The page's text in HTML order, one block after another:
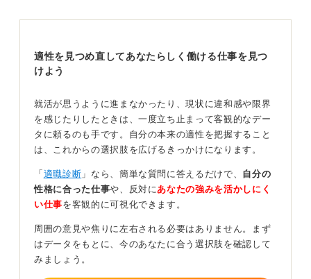
特に採用活動で使用する場合、企業の採用担当者は必ず
しも同じ分野の研究者ではないため、誰が読んでも伝わ
そのためにも図や表を使用することで、より効果的に研
究概要を伝えることができます。
第三者に確認してもらい相手目線で完成度を高めよ
う
書き方やまとめ方に不安がある場合は、ぜひ第三者にチ
どが頼りやすいと思います。
教授や先輩などに確認してもらい、ブラッシュアップを
適性を見つめ直してあなたらしく働ける仕事を見つ
けよう
就活が思うように進まなかったり、現状に違和感や限界
を感じたりしたときは、一度立ち止まって客観的なデー
タに頼るのも手です。自分の本来の適性を把握すること
は、これからの選択肢を広げるきっかけになります。
「 適職診断 」なら、簡単な質問に答えるだけで、 自分の
性格に合った仕事や、反対に あなたの強みを活かしにく
い仕事を客観的に可視化できます。
周囲の意見や焦りに左右される必要はありません。まず
はデータをもとに、今のあなたに合う選択肢を確認して
みましょう。